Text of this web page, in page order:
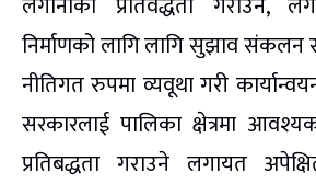
निर्माणको लागि लागि सुझाव
नीतिगत रुपमा व्यवूथा गरी
सरकारलाई पालिका क्षेत्रमा
प्रतिबद्धता गराउने लगायत